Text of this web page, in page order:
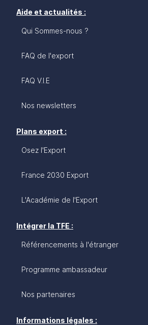
Aide et actualités :
Qui Sommes-nous ?
FAQ de l'export
FAQ V.I.E
Nos newsletters
Plans export :
Osez l'Export
France 2030 Export
L'Académie de l'Export
Intégrer la TFE :
Référencements à l'étranger
Programme ambassadeur
Nos partenaires
Informations légales :